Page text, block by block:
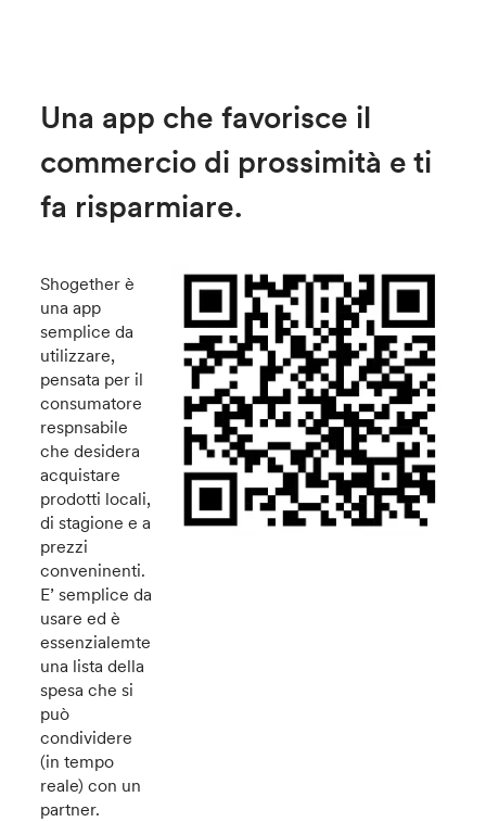
Una app che favorisce il
commercio di prossimità e ti
fa risparmiare.
Shogether è
una app
semplice da
utilizzare,
pensata per il
consumatore
respnsabile
che desidera
acquistare
prodotti locali,
di stagione e a
prezzi
conveninenti.
E’ semplice da
usare ed è
essenzialemte
una lista della
spesa che si
può
condividere
(in tempo
reale) con un
partner.